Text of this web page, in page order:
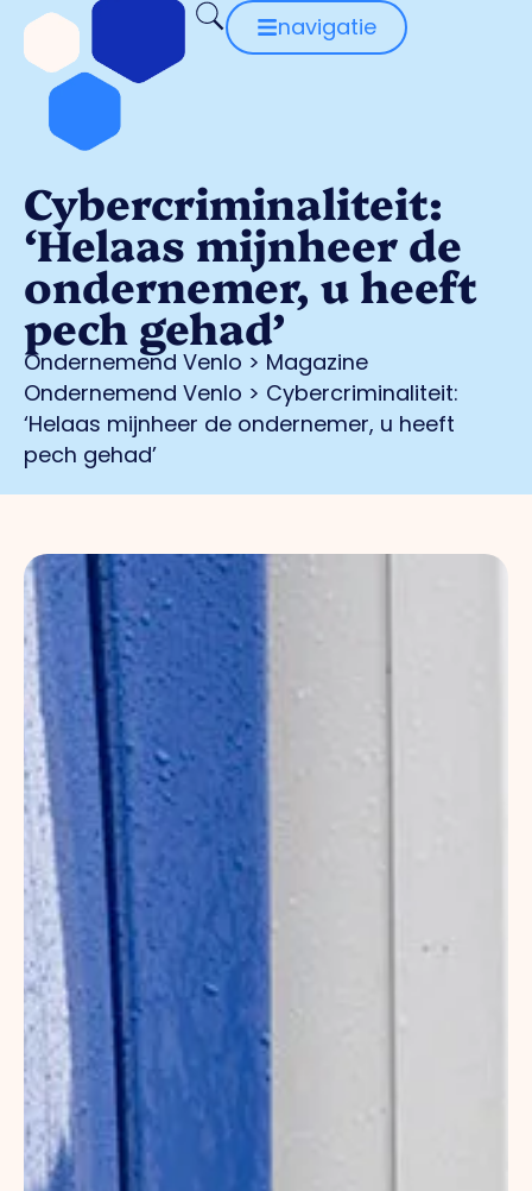
navigatie
Cybercriminaliteit:
‘Helaas mijnheer de
ondernemer, u heeft
pech gehad’
Ondernemend Venlo > Magazine
Ondernemend Venlo > Cybercriminaliteit:
‘Helaas mijnheer de ondernemer, u heeft
pech gehad’